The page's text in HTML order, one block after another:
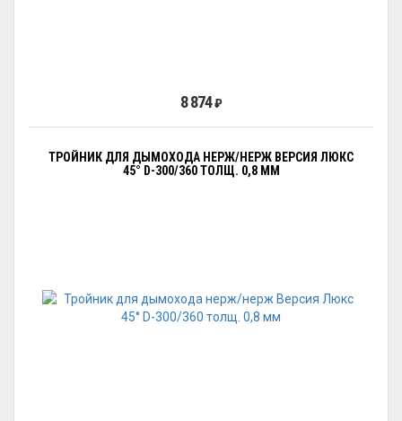
8 874₽
ТРОЙНИК ДЛЯ ДЫМОХОДА НЕРЖ/НЕРЖ ВЕРСИЯ ЛЮКС
45° D-300/360 ТОЛЩ. 0,8 ММ